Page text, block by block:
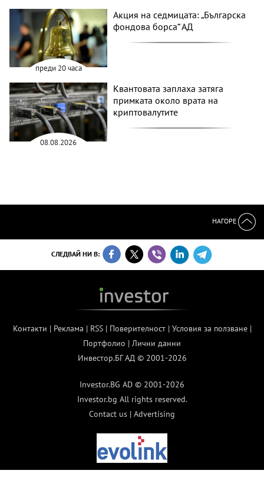
преди 20 часа
Акция на седмицата: „Българска
фондова борса“ АД
08.08.2026
Квантовата заплаха затяга
примката около врата на
криптовалутите
НАГОРЕ
СЛЕДВАЙ НИ В:
Контакти | Реклама | RSS| Поверителност| Условия за ползване|
Портфолио | Лични данни
Инвестор.БГ АД © 2001-2026
Investor.BG AD © 2001-2026
Investor.bg All rights reserved.
Contact us | Advertising